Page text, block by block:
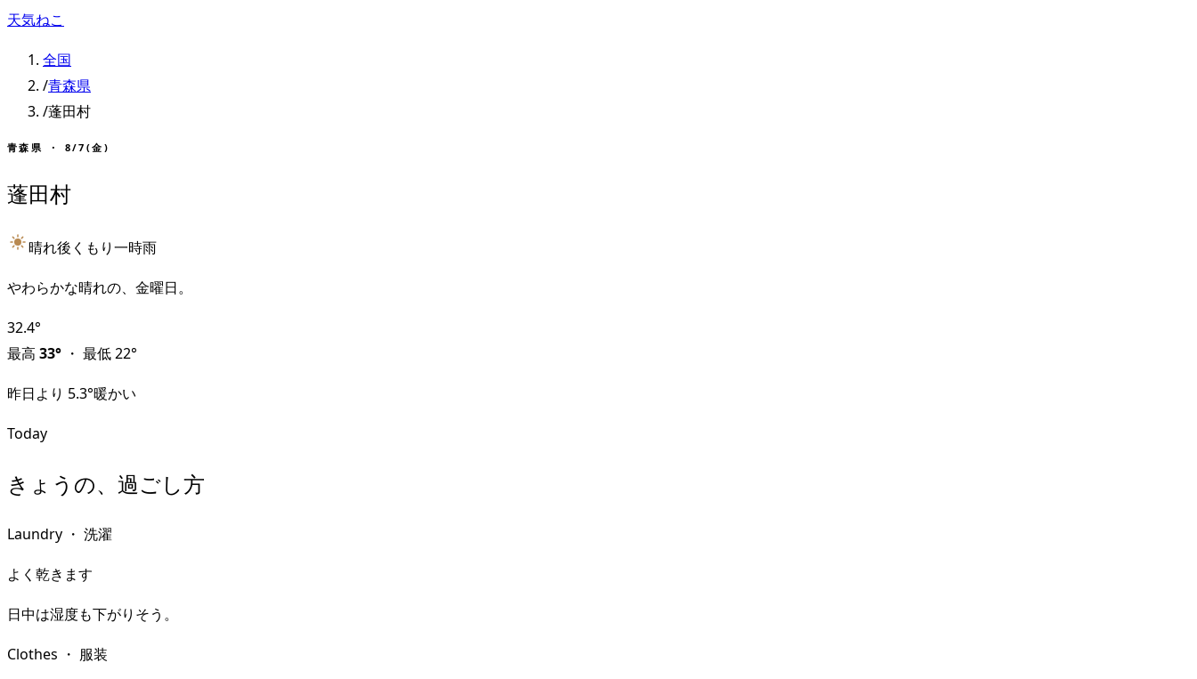
天気ねこ
全国
/青森県
/蓬田村
青森県 ・ 8/7(金)
蓬田村
晴れ後くもり一時雨
やわらかな晴れの、金曜日。
32.4°
最高 33° ・ 最低22°
昨日より 5.3°暖かい
Today
きょうの、過ごし方
Laundry ・ 洗濯
よく乾きます
日中は湿度も下がりそう。
Clothes ・ 服装